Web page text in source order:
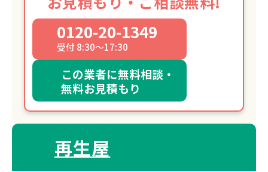
0120-20-1349
受付 8:30～17:30
この業者に無料相談・
無料お見積もり
再生屋